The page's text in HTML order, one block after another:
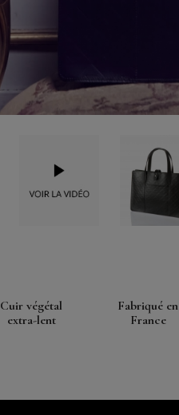
Cuir végétal
extra-lent
Fabriqué en
France